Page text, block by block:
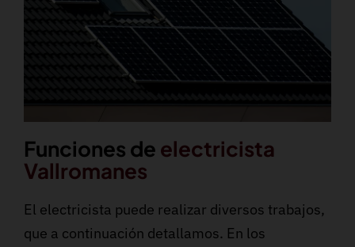
Funciones de electricista
Vallromanes
El electricista puede realizar diversos trabajos,
que a continuación detallamos. En los